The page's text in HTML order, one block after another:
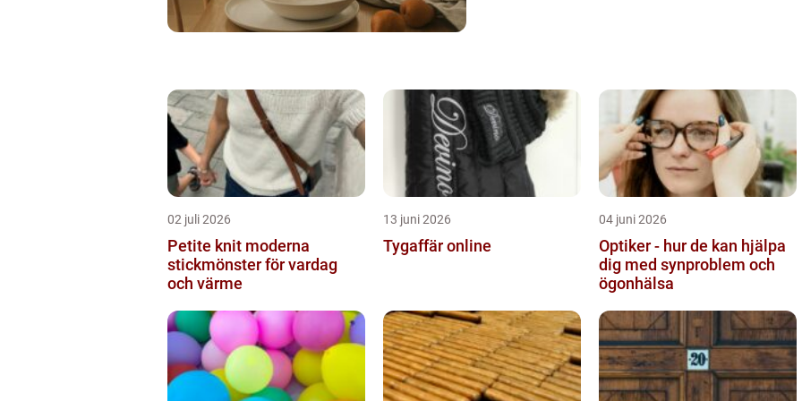
02 juli 2026
Petite knit moderna
stickmönster för vardag
och värme
13 juni 2026
Tygaffär online
04 juni 2026
Optiker - hur de kan hjälpa
dig med synproblem och
ögonhälsa